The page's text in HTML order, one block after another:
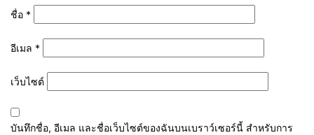
ชื่อ *
อีเมล *
เว็บไซต์
บันทึกชื่อ, อีเมล และชื่อเว็บไซต์ของฉันบนเบราว์เซอร์นี้ สำหรับการ